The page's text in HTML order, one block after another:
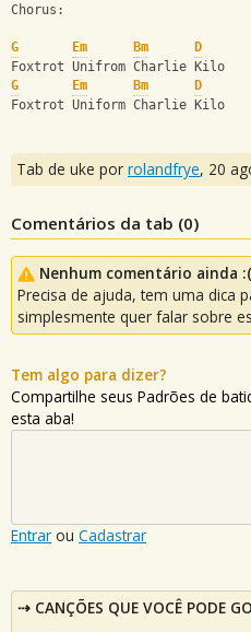
Chorus:
G Em Bm
D
Foxtrot Unifrom Charlie Kilo
G
Em Bm
D
Foxtrot Uniform Charlie Kilo
Tab de uke por rolandfrye, 20
Comentários da tab (0)
Nenhum comentário ainda :(
Precisa de ajuda, tem uma dica
simplesmente quer falar sobre
Tem algo para dizer?
Compartilhe seus Padrões de
esta aba!
Entrar ou Cadastrar
CANÇÕES QUE VOCÊ PODE